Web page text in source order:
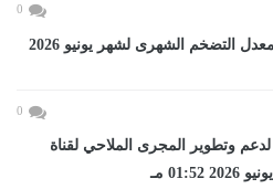
0
0
وتطوير المجرى الملاحي لقناة